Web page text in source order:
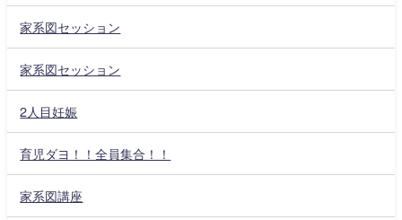
家系図セッション
家系図セッション
2人目妊娠
育児ダヨ！！全員集合！！
家系図講座